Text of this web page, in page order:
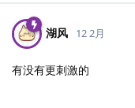
湖风 12 2月
有没有更刺激的